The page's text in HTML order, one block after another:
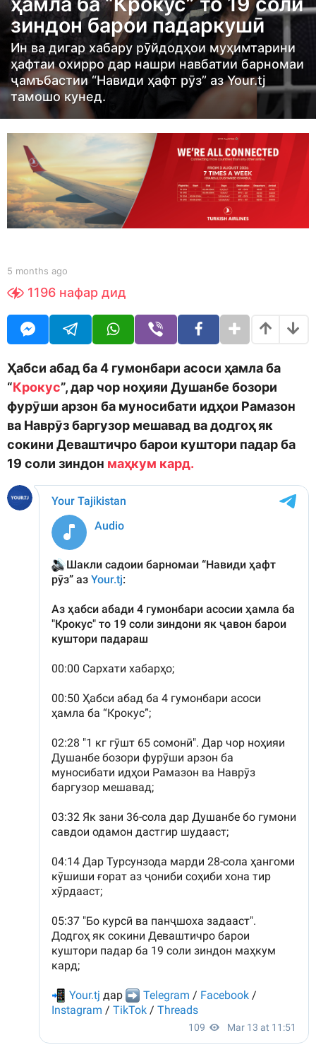
t
h
s
a
g
o
5
t
h
g
o
зиндон барои падаркушӣ
Ин ва дигар хабару рӯйдодҳои муҳимтарини
ҳафтаи охирро дар нашри навбатии барномаи
ҷамъбастии “Навиди ҳафт рӯз” аз Your.tj
тамошо кунед.
b
S
h
d
o
n
5 months ago
o
t
h
a
g
o
1196 нафар дид
Ҳабси абад ба 4 гумонбари асоси ҳамла ба
“Крокус”, дар чор ноҳияи Душанбе бозори
фурӯши арзон ба муносибати идҳои Рамазон
ва Наврӯз баргузор мешавад ва додгоҳ як
сокини Деваштичро барои куштори падар ба
19 соли зиндон маҳкум кард.